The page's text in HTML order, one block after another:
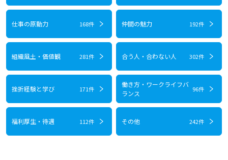
仕事の原動力 168件 仲間の魅力 192件
組織風土・価値観 281件 合う人・合わない人 302件
挫折経験と学び 171件
働き方・ワークライフバ
ランス
96件
福利厚生・待遇 112件 その他 242件